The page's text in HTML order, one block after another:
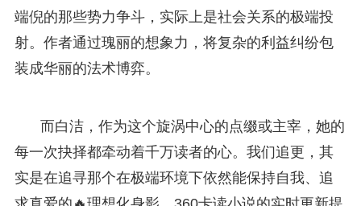
端倪的那些势力争斗，实际上是社会关系的极端投
射。作者通过瑰丽的想象力，将复杂的利益纠纷包
装成华丽的法术博弈。
而白洁，作为这个旋涡中心的点缀或主宰，她的
每一次抉择都牵动着千万读者的心。我们追更，其
实是在追寻那个在极端环境下依然能保持自我、追